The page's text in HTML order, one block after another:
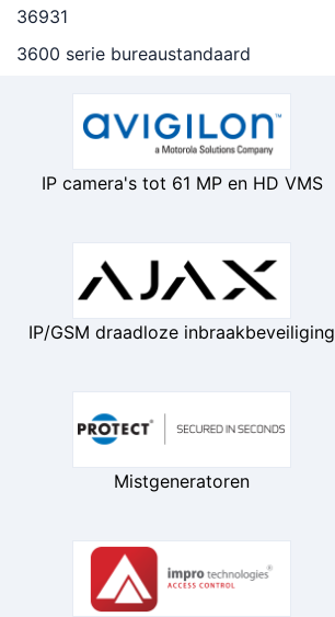
36931
3600 serie bureaustandaard
IP camera's tot 61 MP en HD VMS
IP/GSM draadloze inbraakbeveiliging
Mistgeneratoren